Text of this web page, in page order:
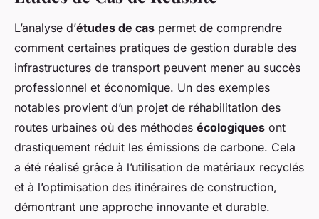
L’analyse d’études de cas permet de comprendre
comment certaines pratiques de gestion durable des
infrastructures de transport peuvent mener au succès
professionnel et économique. Un des exemples
notables provient d’un projet de réhabilitation des
routes urbaines où des méthodes écologiques ont
drastiquement réduit les émissions de carbone. Cela
a été réalisé grâce à l’utilisation de matériaux recyclés
et à l’optimisation des itinéraires de construction,
démontrant une approche innovante et durable.